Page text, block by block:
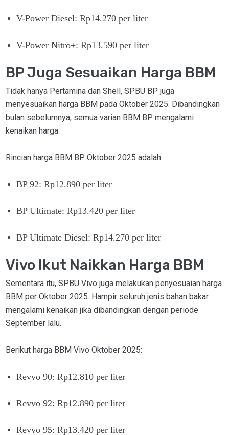
V-Power Diesel: Rp14.270 per liter
V-Power Nitro+: Rp13.590 per liter
BP Juga Sesuaikan Harga BBM
Tidak hanya Pertamina dan Shell, SPBU BP juga
menyesuaikan harga BBM pada Oktober 2025. Dibandingkan
bulan sebelumnya, semua varian BBM BP mengalami
kenaikan harga.
Rincian harga BBM BP Oktober 2025 adalah:
BP 92: Rp12.890 per liter
BP Ultimate: Rp13.420 per liter
BP Ultimate Diesel: Rp14.270 per liter
Vivo Ikut Naikkan Harga BBM
Sementara itu, SPBU Vivo juga melakukan penyesuaian harga
BBM per Oktober 2025. Hampir seluruh jenis bahan bakar
mengalami kenaikan jika dibandingkan dengan periode
September lalu.
Berikut harga BBM Vivo Oktober 2025:
Revvo 90: Rp12.810 per liter
Revvo 92: Rp12.890 per liter
Revvo 95: Rp13.420 per liter